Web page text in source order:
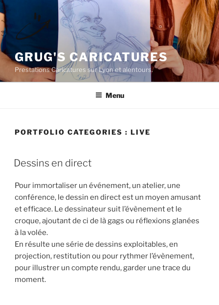
Aller
au
contenu
principal
GRUG'S CARICATURES
Prestations Caricatures sur Lyon et alentours.
Menu
PORTFOLIO CATEGORIES :LIVE
Dessins en direct
Pour immortaliser un événement, un atelier, une
conférence, le dessin en direct est un moyen amusant
et efficace. Le dessinateur suit l’évènement et le
croque, ajoutant de ci de là gags ou réflexions glanées
à la volée.
En résulte une série de dessins exploitables, en
projection, restitution ou pour rythmer l’évènement,
pour illustrer un compte rendu, garder une trace du
moment.